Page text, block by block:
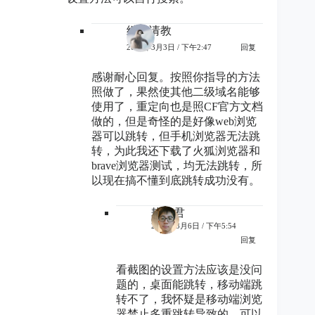
继续请教
2023年3月3日 / 下午2:47 回复
感谢耐心回复。按照你指导的方法
照做了，果然使其他二级域名能够
使用了，重定向也是照CF官方文档
做的，但是奇怪的是好像web浏览
器可以跳转，但手机浏览器无法跳
转，为此我还下载了火狐浏览器和
brave浏览器测试，均无法跳转，所
以现在搞不懂到底跳转成功没有。
耕读君
2023年3月6日 / 下午5:54
回复
看截图的设置方法应该是没问
题的，桌面能跳转，移动端跳
转不了，我怀疑是移动端浏览